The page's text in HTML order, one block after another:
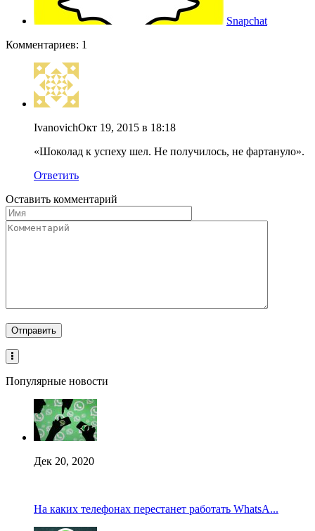
Snapchat
Комментариев: 1
IvanovichОкт 19, 2015 в 18:18
«Шоколад к успеху шел. Не получилось, не фартануло».
Ответить
Оставить комментарий
Популярные новости
Дек 20, 2020
На каких телефонах перестанет работать WhatsA...